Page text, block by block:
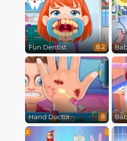
Fun Dentist 8.2
Hand Doctor 8